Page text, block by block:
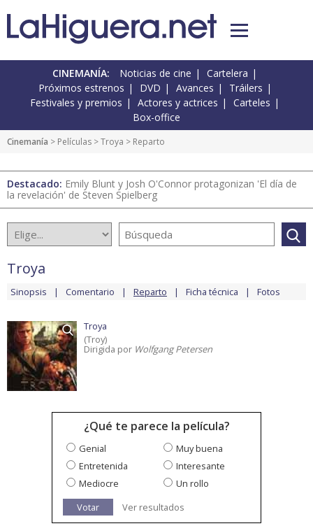
CINEMANÍA: Noticias de cine
Cartelera
Próximos estrenos
DVD Avances
Tráilers
Festivales y premios
Actores y actrices
Carteles
Box-office
Cinemanía > Películas >Troya > Reparto
Destacado: Emily Blunt y Josh O'Connor protagonizan 'El día de
la revelación' de Steven Spielberg
Troya
Sinopsis Comentario Reparto Ficha técnica Fotos
Troya
(Troy)
Dirigida por Wolfgang Petersen
¿Qué te parece la película?
Genial
Muy buena
Entretenida
Interesante
Mediocre
Un rollo
Votar
Ver resultados